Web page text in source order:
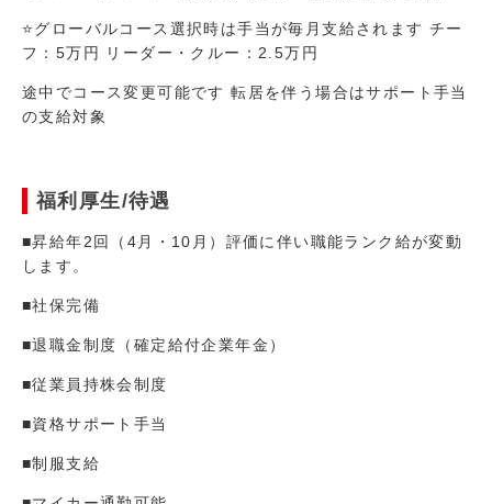
⭐グローバルコース選択時は手当が毎月支給されます チー
フ：5万円 リーダー・クルー：2.5万円
​途中でコース変更可能です 転居を伴う場合はサポート手当
の支給対象
福利厚生/待遇
■昇給年2回（4⽉・10⽉）評価に伴い職能ランク給が変動
します。
■社保完備
■退職金制度（確定給付企業年金）
■従業員持株会制度
■資格サポート手当
■制服支給